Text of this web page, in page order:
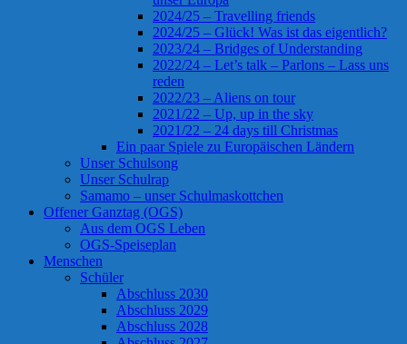
2024/25 – Travelling friends
2024/25 – Glück! Was ist das eigentlich?
2023/24 – Bridges of Understanding
2022/24 – Let’s talk – Parlons – Lass uns
reden
2022/23 – Aliens on tour
2021/22 – Up, up in the sky
2021/22 – 24 days till Christmas
Ein paar Spiele zu Europäischen Ländern
Unser Schulsong
Unser Schulrap
Samamo – unser Schulmaskottchen
Offener Ganztag (OGS)
Aus dem OGS Leben
OGS-Speiseplan
Menschen
Schüler
Abschluss 2030
Abschluss 2029
Abschluss 2028